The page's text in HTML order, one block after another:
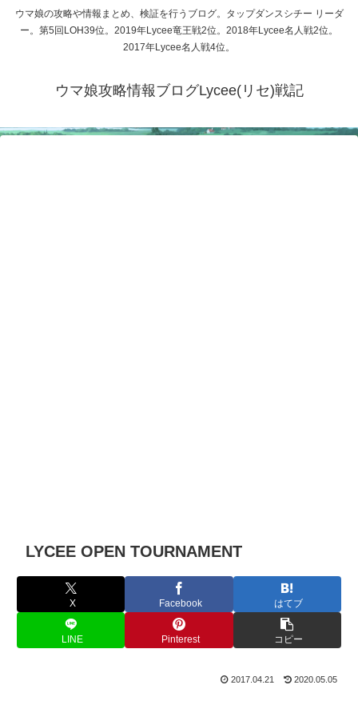
ウマ娘の攻略や情報まとめ、検証を行うブログ。タップダンスシチー リーダ
ー。第5回LOH39位。2019年Lycee竜王戦2位。2018年Lycee名人戦2位。
2017年Lycee名人戦4位。
ウマ娘攻略情報ブログLycee(リセ)戦記
LYCEE OPEN TOURNAMENT
X Facebook はてブ
LINE Pinterest コピー
2017.04.21 2020.05.05